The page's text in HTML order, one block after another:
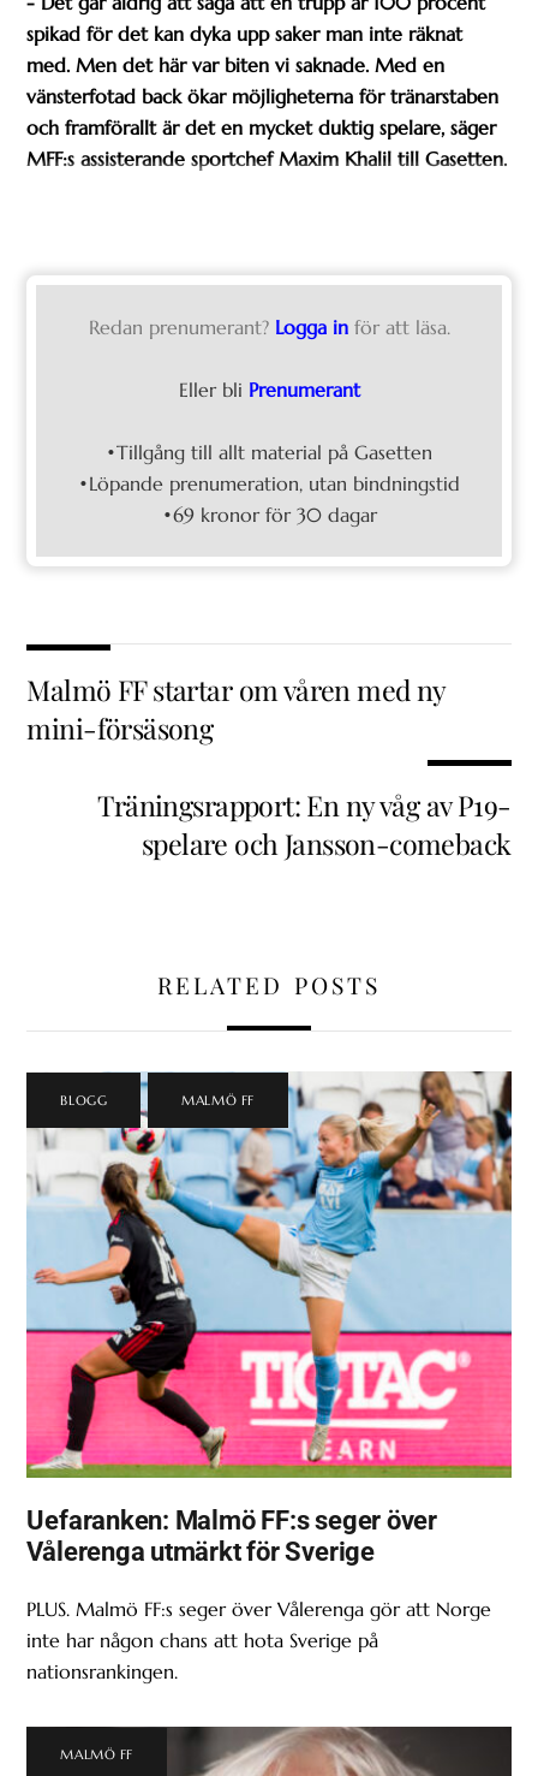
spikad för det kan dyka upp saker man inte räknat
med. Men det här var biten vi saknade. Med en
vänsterfotad back ökar möjligheterna för tränarstaben
och framförallt är det en mycket duktig spelare, säger
MFF:s assisterande sportchef Maxim Khalil till Gasetten.
Redan prenumerant? Logga in för att läsa.
Eller bli Prenumerant
•Tillgång till allt material på Gasetten
•Löpande prenumeration, utan bindningstid
•69 kronor för 30 dagar
Malmö FF startar om våren med ny
mini-försäsong
Träningsrapport: En ny våg av P19-
spelare och Jansson-comeback
RELATED POSTS
BLOGG MALMÖ FF
Uefaranken: Malmö FF:s seger över
Vålerenga utmärkt för Sverige
PLUS. Malmö FF:s seger över Vålerenga gör att Norge
inte har någon chans att hota Sverige på
nationsrankingen.
MALMÖ FF